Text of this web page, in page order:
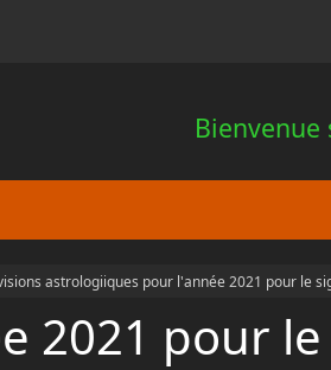
Bienvenue
astrologiiques pour l'année 2021 pour le
2021 pour